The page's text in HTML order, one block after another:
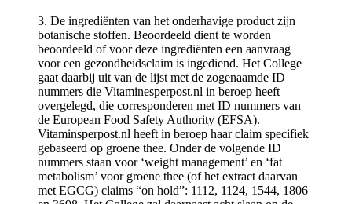
3. De ingrediënten van het onderhavige product zijn
botanische stoffen. Beoordeeld dient te worden
beoordeeld of voor deze ingrediënten een aanvraag
voor een gezondheidsclaim is ingediend. Het College
gaat daarbij uit van de lijst met de zogenaamde ID
nummers die Vitaminesperpost.nl in beroep heeft
overgelegd, die corresponderen met ID nummers van
de European Food Safety Authority (EFSA).
Vitaminsperpost.nl heeft in beroep haar claim specifiek
gebaseerd op groene thee. Onder de volgende ID
nummers staan voor ‘weight management’ en ‘fat
metabolism’ voor groene thee (of het extract daarvan
met EGCG) claims “on hold”: 1112, 1124, 1544, 1806